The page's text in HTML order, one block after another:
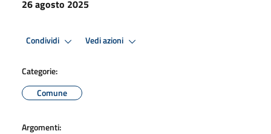
26 agosto 2025
Condividi Vedi azioni
Categorie:
Comune
Argomenti: